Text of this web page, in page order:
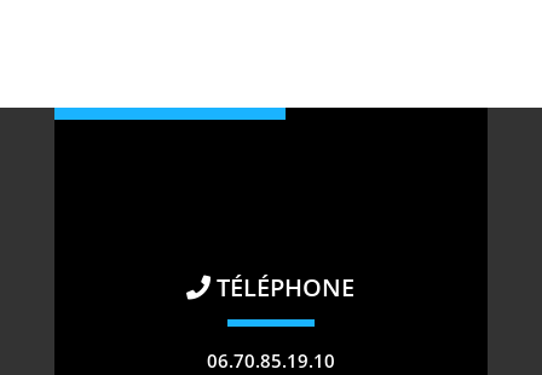
TÉLÉPHONE
06.70.85.19.10